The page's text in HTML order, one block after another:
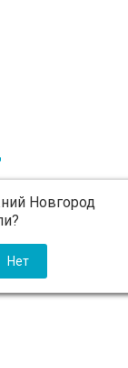
Новгород
5 000 ₽